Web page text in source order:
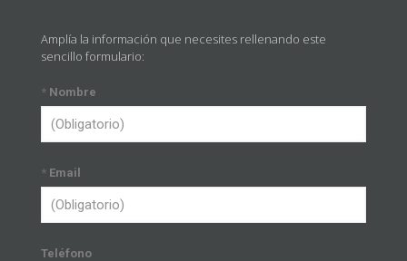
Amplía la información que necesites rellenando este
sencillo formulario:
* Nombre
* Email
Teléfono